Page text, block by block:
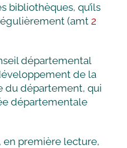
bibliothèques, qu’ils
(amt 2
départemental
de la
du département, qui
départementale
en première lecture,